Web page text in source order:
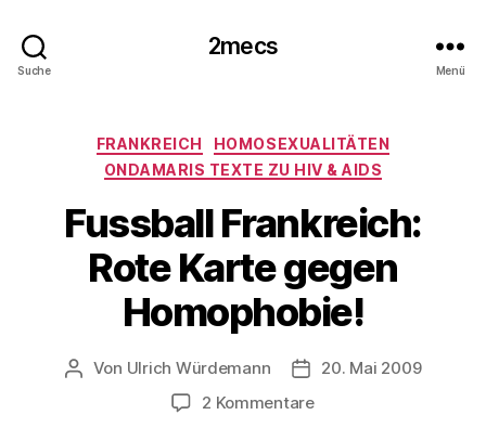
Suche
2mecs
Menü
Kategorien
FRANKREICH
HOMOSEXUALITÄTEN
ONDAMARIS TEXTE ZU HIV & AIDS
Fussball Frankreich:
Rote Karte gegen
Homophobie!
Beitragsautor
Von Ulrich Würdemann Beitragsdatum
20. Mai 2009
2 Kommentarezu